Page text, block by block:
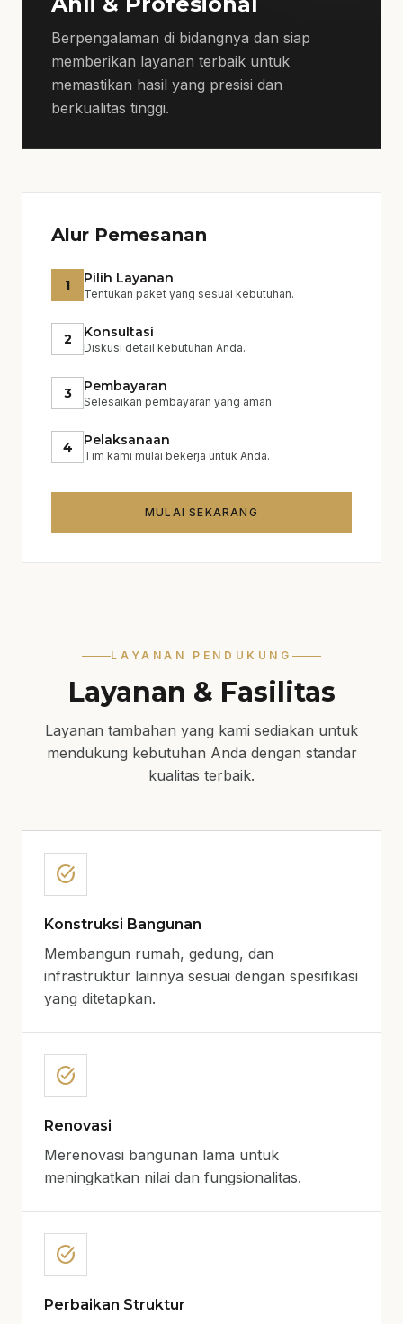
yang tinggi di setiap tahap proyek,
memastikan bahwa semua pekerjaan
dilakukan sesuai dengan spesifikasi dan
harapan Anda.
berkomitmen untuk memberikan harga
Berpengalaman di bidangnya dan siap
memberikan layanan terbaik untuk
memastikan hasil yang presisi dan
berkualitas tinggi.
Alur Pemesanan
1 Pilih Layanan
Tentukan paket yang sesuai kebutuhan.
2 Konsultasi
Diskusi detail kebutuhan Anda.
3 Pembayaran
Selesaikan pembayaran yang aman.
4 Pelaksanaan
Tim kami mulai bekerja untuk Anda.
MULAI SEKARANG
LAYANAN PENDUKUNG
Layanan & Fasilitas
Layanan tambahan yang kami sediakan untuk
mendukung kebutuhan Anda dengan standar
kualitas terbaik.
task_alt
Konstruksi Bangunan
Membangun rumah, gedung, dan
infrastruktur lainnya sesuai dengan spesifikasi
yang ditetapkan.
task_alt
Renovasi
Merenovasi bangunan lama untuk
meningkatkan nilai dan fungsionalitas.
task_alt
Perbaikan Struktur